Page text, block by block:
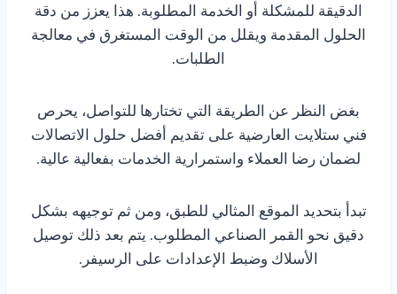
الدقيقة للمشكلة أو الخدمة المطلوبة. هذا يعزز من دقة
الحلول المقدمة ويقلل من الوقت المستغرق في معالجة
الطلبات.
بغض النظر عن الطريقة التي تختارها للتواصل، يحرص
فني ستلايت العارضية على تقديم أفضل حلول الاتصالات
لضمان رضا العملاء واستمرارية الخدمات بفعالية عالية.
تبدأ بتحديد الموقع المثالي للطبق، ومن ثم توجيهه بشكل
دقيق نحو القمر الصناعي المطلوب. يتم بعد ذلك توصيل
الأسلاك وضبط الإعدادات على الرسيفر.